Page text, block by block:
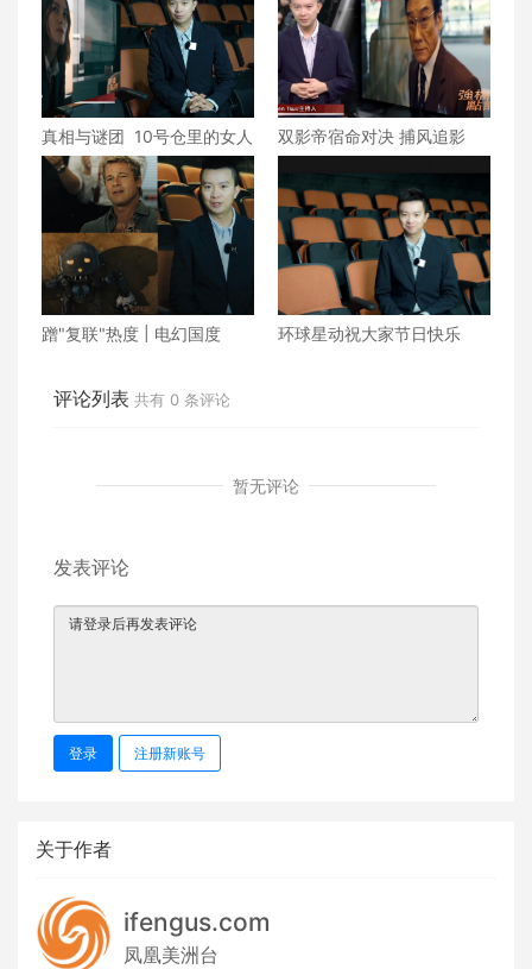
真相与谜团 10号仓里的女人 双影帝宿命对决 捕风追影
蹭"复联"热度 | 电幻国度 环球星动祝大家节日快乐
评论列表 共有 0 条评论
暂无评论
发表评论
登录 注册新账号
关于作者
ifengus.com
凤凰美洲台